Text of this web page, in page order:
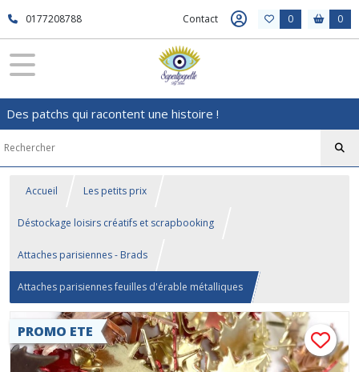
0177208788 Contact 0 0
Des patchs qui racontent une histoire !
Accueil Les petits prix
Déstockage loisirs créatifs et scrapbooking
Attaches parisiennes - Brads
Attaches parisiennes feuilles d'érable métalliques
PROMO ETE